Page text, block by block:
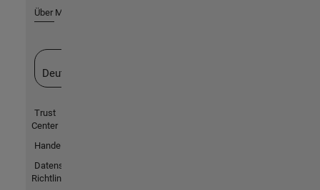
Über MathWorks
Deutschland
Trust
Center
Handelsmarken
Datenschutz-
Richtlinien